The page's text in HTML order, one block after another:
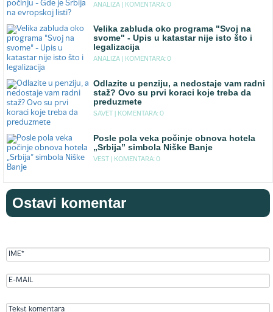
ANALIZA | KOMENTARA: 0
Velika zabluda oko programa "Svoj na
svome" - Upis u katastar nije isto što i
legalizacija
ANALIZA | KOMENTARA: 0
Odlazite u penziju, a nedostaje vam radni
staž? Ovo su prvi koraci koje treba da
preduzmete
SAVET | KOMENTARA: 0
Posle pola veka počinje obnova hotela
„Srbija” simbola Niške Banje
VEST | KOMENTARA: 0
Ostavi komentar